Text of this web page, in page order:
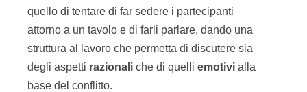
quello di tentare di far sedere i partecipanti
attorno a un tavolo e di farli parlare, dando una
struttura al lavoro che permetta di discutere sia
degli aspetti razionali che di quelli emotivi alla
base del conflitto.